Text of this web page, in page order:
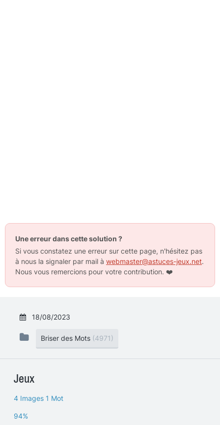
Une erreur dans cette solution ?
Si vous constatez une erreur sur cette page, n'hésitez pas
à nous la signaler par mail à webmaster@astuces-jeux.net.
Nous vous remercions pour votre contribution. ❤️
18/08/2023
Briser des Mots (4971)
Jeux
4 Images 1 Mot
94%